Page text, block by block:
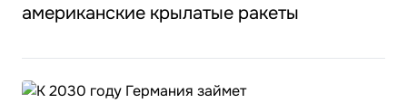
американские крылатые ракеты